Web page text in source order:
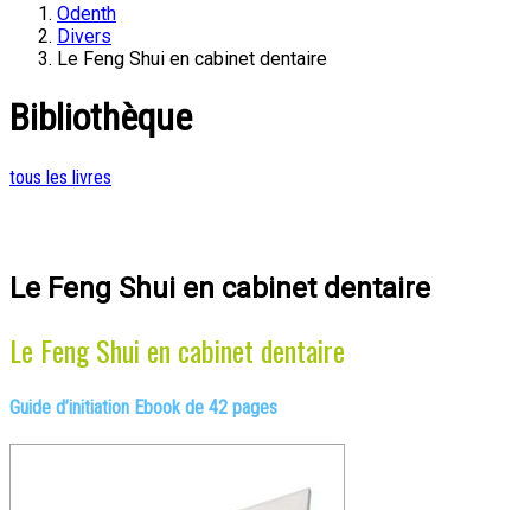
Odenth
Divers
Le Feng Shui en cabinet dentaire
Bibliothèque
tous les livres
Le Feng Shui en cabinet dentaire
Le Feng Shui en cabinet dentaire
Guide d’initiation Ebook de 42 pages